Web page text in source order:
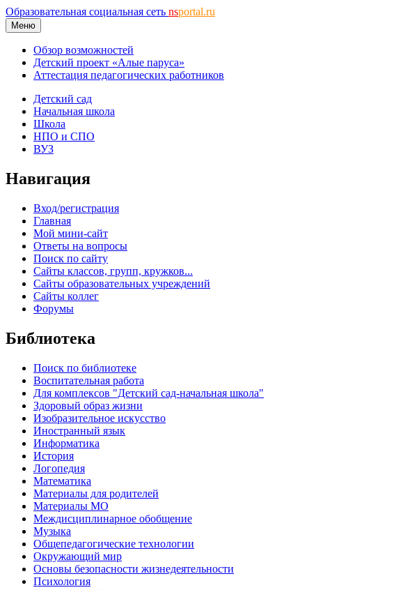
Образовательная социальная сеть nsportal.ru
Меню
Обзор возможностей
Детский проект «Алые паруса»
Аттестация педагогических работников
Детский сад
Начальная школа
Школа
НПО и СПО
ВУЗ
Навигация
Вход/регистрация
Главная
Мой мини-сайт
Ответы на вопросы
Поиск по сайту
Сайты классов, групп, кружков...
Сайты образовательных учреждений
Сайты коллег
Форумы
Библиотека
Поиск по библиотеке
Воспитательная работа
Для комплексов "Детский сад-начальная школа"
Здоровый образ жизни
Изобразительное искусство
Иностранный язык
Информатика
История
Логопедия
Математика
Материалы для родителей
Материалы МО
Междисциплинарное обобщение
Музыка
Общепедагогические технологии
Окружающий мир
Основы безопасности жизнедеятельности
Психология